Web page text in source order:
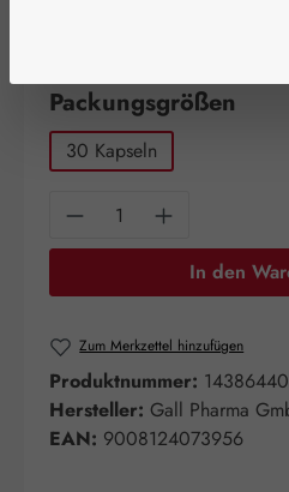
Packungsgrößen
30 Kapseln
Produkt Anzahl:
In den
Zum Merkzettel hinzufügen
Produktnummer: 14386440
Hersteller: Gall Pharma
EAN: 9008124073956